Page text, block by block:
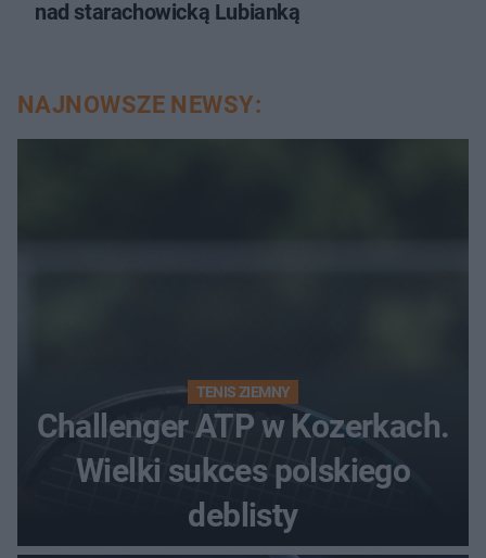
nad starachowicką Lubianką
NAJNOWSZE NEWSY:
TENIS ZIEMNY
Challenger ATP w Kozerkach.
Wielki sukces polskiego
deblisty